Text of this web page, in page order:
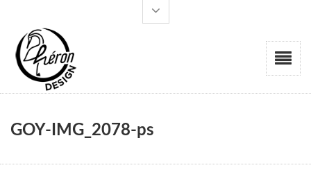
GOY-IMG_2078-ps